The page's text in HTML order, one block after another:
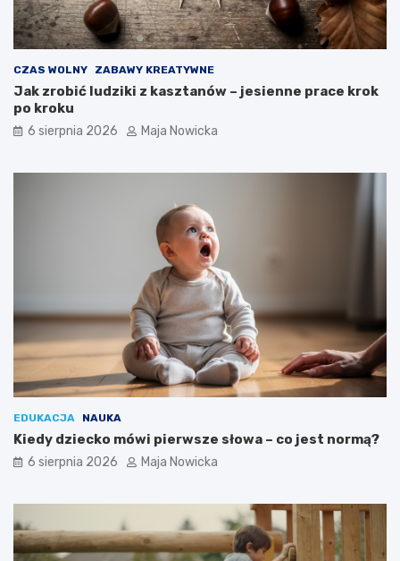
CZAS WOLNY ZABAWY KREATYWNE
Jak zrobić ludziki z kasztanów – jesienne prace krok
po kroku
6 sierpnia 2026 Maja Nowicka
EDUKACJA NAUKA
Kiedy dziecko mówi pierwsze słowa – co jest normą?
6 sierpnia 2026 Maja Nowicka